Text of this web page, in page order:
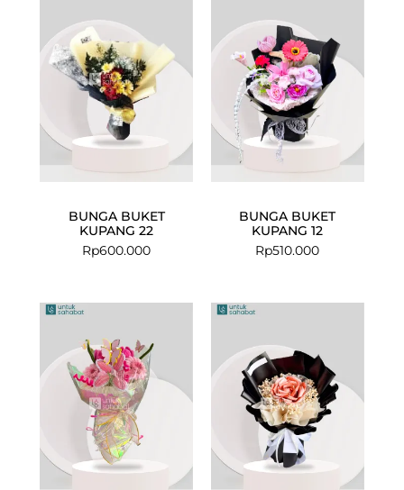
BUNGA BUKET
KUPANG 22
Rp600.000
BUNGA BUKET
KUPANG 12
Rp510.000